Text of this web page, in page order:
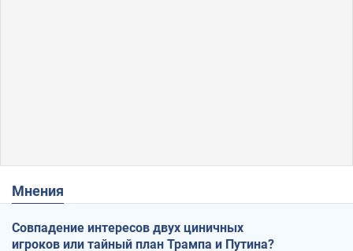
Мнения
Совпадение интересов двух циничных
игроков или тайный план Трампа и Путина?